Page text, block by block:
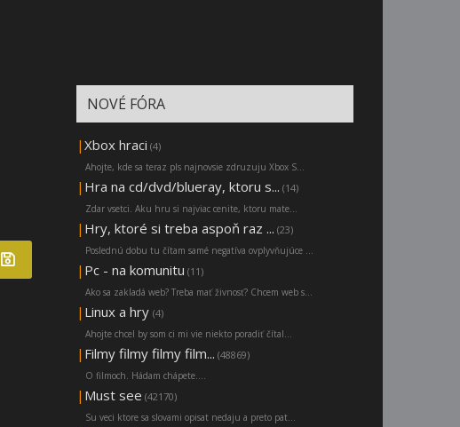
NOVÉ FÓRA
| Xbox hraci (4)
Ahojte, kde sa teraz pls najnovsie zdruzuju Xbox S...
| Hra na cd/dvd/blueray, ktoru s... (14)
Zdar vsetci. Aku hru si najviac cenite, ktoru mate...
| Hry, ktoré si treba aspoň raz ... (23)
Poslednú dobu tu čítam samé negatíva ovplyvňujúce ...
| Pc - na komunitu (11)
Ako sa zakladá web? Treba mať živnosť? Chcem web s...
| Linux a hry (4)
Ahojte chcel by som ci mi vie niekto poradiť čítal...
| Filmy filmy filmy film... (48869)
O filmoch. Hádam chápete....
| Must see (42170)
Su veci ktore sa slovami opisat nedaju a preto pat...